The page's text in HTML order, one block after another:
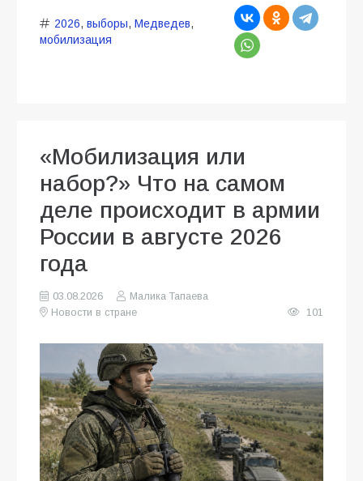
2026, выборы, Медведев,
мобилизация
«Мобилизация или
набор?» Что на самом
деле происходит в армии
России в августе 2026
года
03.08.2026
Малика Тапаева
Новости в стране
101